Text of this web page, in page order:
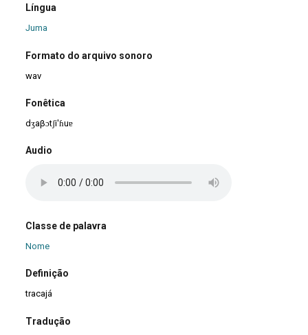
Língua
Juma
Formato do arquivo sonoro
wav
Fonêtica
dʒaβɔtʃi'ɦuɐ
Audio
Classe de palavra
Nome
Definição
tracajá
Tradução